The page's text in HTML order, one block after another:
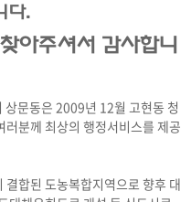
다.
아주셔서 감사합니
문동은 2009년 12월 고현동 청
분께 최상의 행정서비스를 제공
합된 도농복합지역으로 향후 대